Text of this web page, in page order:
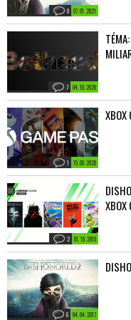
07. 01. 2021
0
04. 10. 2020
7
15. 09. 2020
1
XBOX
01. 10. 2019
2
XBOX
04. 04. 2017
6